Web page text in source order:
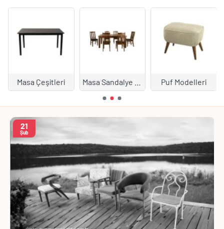
Masa Çeşitleri Puf Modelleri
21
Şub